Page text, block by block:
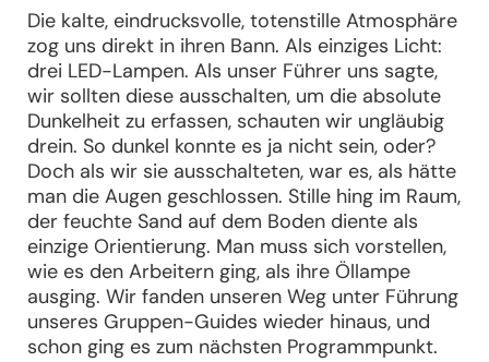
Die kalte, eindrucksvolle, totenstille Atmosphäre
zog uns direkt in ihren Bann. Als einziges Licht:
drei LED-Lampen. Als unser Führer uns sagte,
wir sollten diese ausschalten, um die absolute
Dunkelheit zu erfassen, schauten wir ungläubig
drein. So dunkel konnte es ja nicht sein, oder?
Doch als wir sie ausschalteten, war es, als hätte
man die Augen geschlossen. Stille hing im Raum,
der feuchte Sand auf dem Boden diente als
einzige Orientierung. Man muss sich vorstellen,
wie es den Arbeitern ging, als ihre Öllampe
ausging. Wir fanden unseren Weg unter Führung
unseres Gruppen-Guides wieder hinaus, und
schon ging es zum nächsten Programmpunkt.